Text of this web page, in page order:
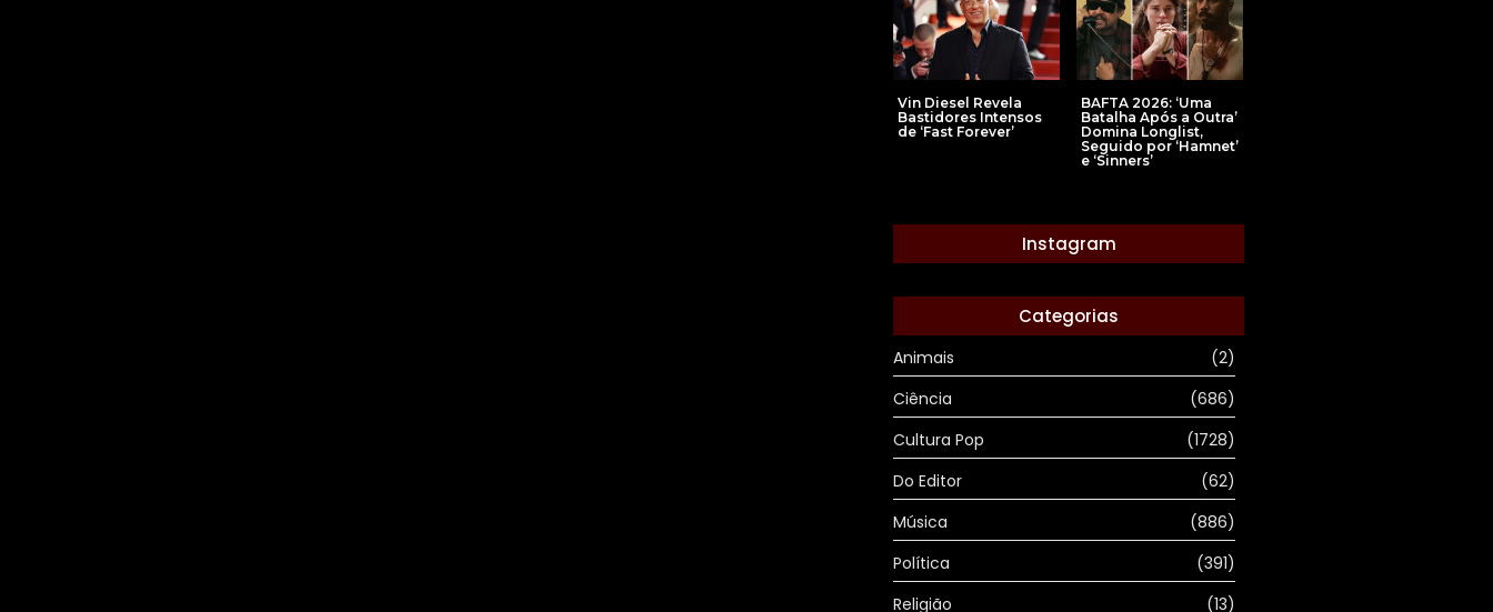
Vin Diesel Revela
Bastidores Intensos
de ‘Fast Forever’
BAFTA 2026: ‘Uma
Batalha Após a Outra’
Domina Longlist,
Seguido por ‘Hamnet’
e ‘Sinners’
Instagram
Categorias
Animais
(2)
Ciência
(686)
Cultura Pop
(1728)
Do Editor
(62)
Música
(886)
Política
(391)
Religião
(13)